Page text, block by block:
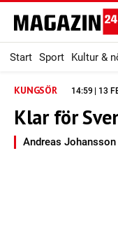
Start Sport Kultur &
KUNGSÖR 14:59 | 13
Klar för
Andreas